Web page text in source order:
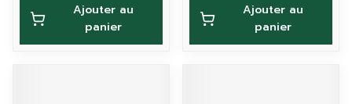
Ajouter au
panier
Ajouter au
panier